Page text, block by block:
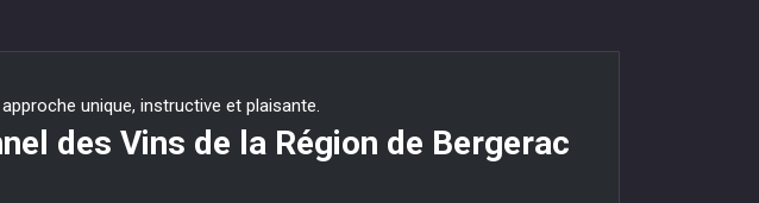
unique, instructive et plaisante.
des Vins de la Région de Bergerac